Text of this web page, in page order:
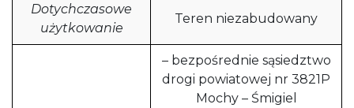
Dotychczasowe
użytkowanie
Teren niezabudowany
– bezpośrednie sąsiedztwo
drogi powiatowej nr 3821P
Mochy – Śmigiel